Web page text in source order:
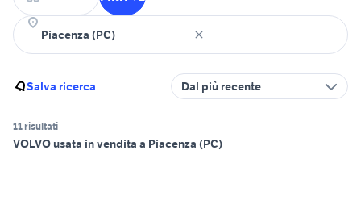
Salva ricerca Dal più recente
11 risultati
VOLVO usata in vendita a Piacenza (PC)